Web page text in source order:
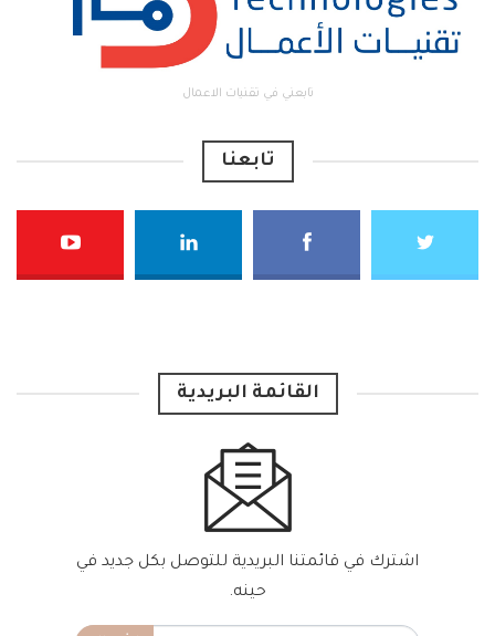
تابعني في تقنيات الاعمال
تابعنا
القائمة البريدية
اشترك في قائمتنا البريدية للتوصل بكل جديد في
حينه.